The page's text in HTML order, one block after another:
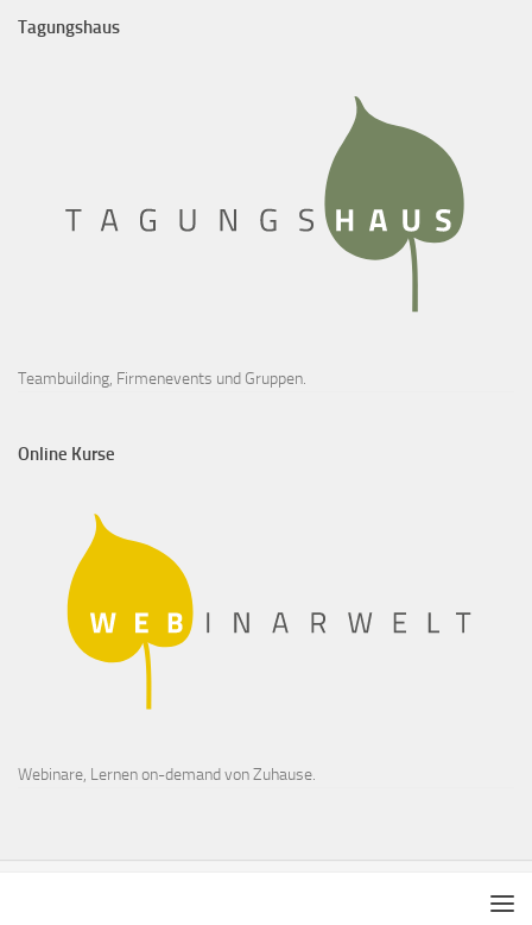
Tagungshaus
Teambuilding, Firmenevents und Gruppen.
Online Kurse
Webinare, Lernen on-demand von Zuhause.